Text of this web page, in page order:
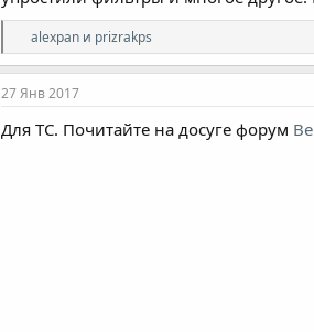
Р
е
а
к
и
и
alexpan и prizrakps
27 Янв 2017
Для ТС. Почитайте на досуге форум